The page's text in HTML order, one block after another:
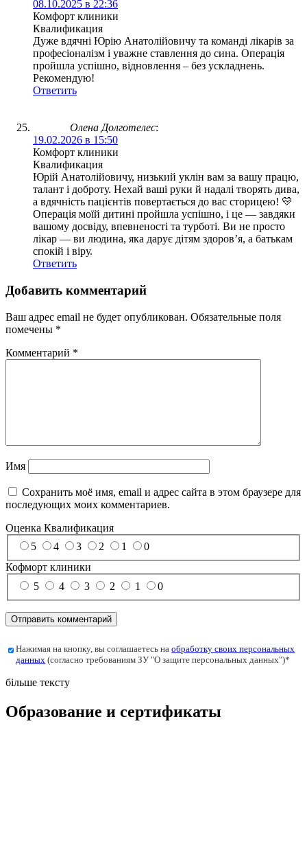
08.10.2025 в 22:36
Комфорт клиники
Квалификация
Дуже вдячні Юрію Анатолійовичу та команді лікарів за
професіоналізм і уважне ставлення до сина. Операція
пройшла успішно, відновлення – без ускладнень.
Рекомендую!
Ответить
Олена Долготелес:
19.02.2026 в 15:50
Комфорт клиники
Квалификация
Юрій Анатолійовичу, низький уклін вам за вашу працю,
талант і доброту. Нехай ваші руки й надалі творять дива,
а вдячність пацієнтів повертається до вас сторицею! 💛
Операція моїй дитині пройшла успішно, і це — завдяки
вашому досвіду, впевненості та турботі. Ви не просто
лікар — ви людина, яка дарує дітям здоров’я, а батькам
спокій і віру.
Ответить
Добавить комментарий
Ваш адрес email не будет опубликован. Обязательные поля
помечены *
Комментарий *
Имя
Сохранить моё имя, email и адрес сайта в этом браузере для
последующих моих комментариев.
Оценка Квалификация
5
4 3 2 1
0
Кофморт клиники
5
4 3 2 1 0
Нажимая на кнопку, вы соглашаетесь наобработку своих персональных
данных (согласно требованиям ЗУ "О защите персональных данных")*
більше тексту
Образование и сертификаты